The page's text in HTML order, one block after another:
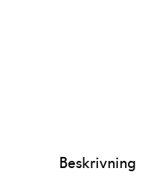
Beskrivning